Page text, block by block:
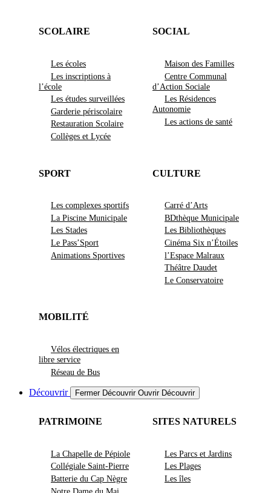
SCOLAIRE
Les écoles
Les inscriptions à
l’école
Les études surveillées
Garderie périscolaire
Restauration Scolaire
Collèges et Lycée
SOCIAL
Maison des Familles
Centre Communal
d’Action Sociale
Les Résidences
Autonomie
Les actions de santé
SPORT
Les complexes sportifs
La Piscine Municipale
Les Stades
Le Pass’Sport
Animations Sportives
CULTURE
Carré d’Arts
BDthèque Municipale
Les Bibliothèques
Cinéma Six n’Étoiles
l’Espace Malraux
Théâtre Daudet
Le Conservatoire
MOBILITÉ
Vélos électriques en
libre service
Réseau de Bus
Découvrir Fermer Découvrir Ouvrir Découvrir
PATRIMOINE
La Chapelle de Pépiole
Collégiale Saint-Pierre
Batterie du Cap Nègre
Notre Dame du Mai
SITES NATURELS
Les Parcs et Jardins
Les Plages
Les îles